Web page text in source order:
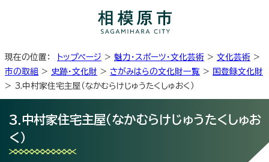
現在の位置： トップページ > 魅力・スポーツ・文化芸術 > 文化芸術 >
市の取組 > 史跡・文化財 > さがみはらの文化財一覧 > 国登録文化財
> 3.中村家住宅主屋（なかむらけじゅうたくしゅおく）
3.中村家住宅主屋（なかむらけじゅうたくしゅお
く）